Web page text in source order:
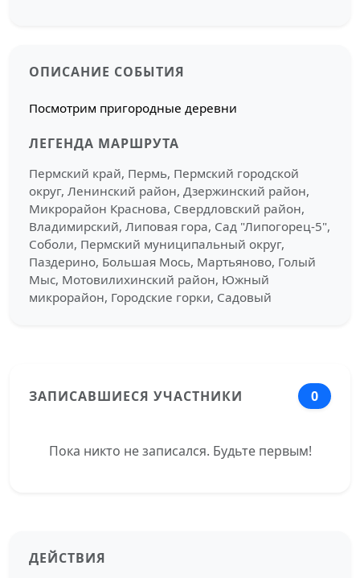
ОПИСАНИЕ СОБЫТИЯ
Посмотрим пригородные деревни
ЛЕГЕНДА МАРШРУТА
Пермский край, Пермь, Пермский городской
округ, Ленинский район, Дзержинский район,
Микрорайон Краснова, Свердловский район,
Владимирский, Липовая гора, Сад "Липогорец-5",
Соболи, Пермский муниципальный округ,
Паздерино, Большая Мось, Мартьяново, Голый
Мыс, Мотовилихинский район, Южный
микрорайон, Городские горки, Садовый
ЗАПИСАВШИЕСЯ УЧАСТНИКИ 0
Пока никто не записался. Будьте первым!
ДЕЙСТВИЯ